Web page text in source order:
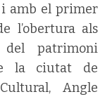
amb el primer
l’obertura als
del patrimoni
la ciutat de
Angle